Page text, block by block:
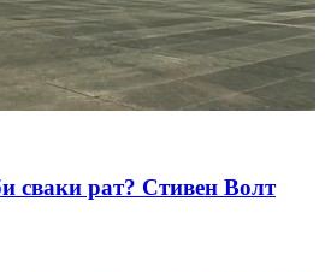
сваки рат? Стивен Волт